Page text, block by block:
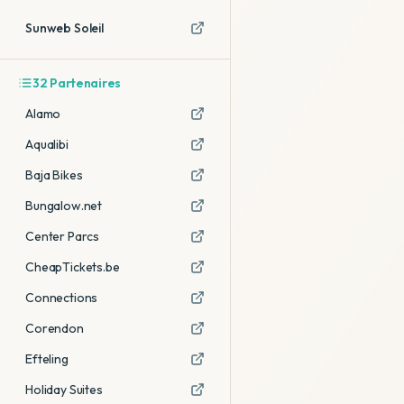
Sunweb Soleil
32 Partenaires
Alamo
Aqualibi
Baja Bikes
Bungalow.net
Center Parcs
CheapTickets.be
Connections
Corendon
Efteling
Holiday Suites